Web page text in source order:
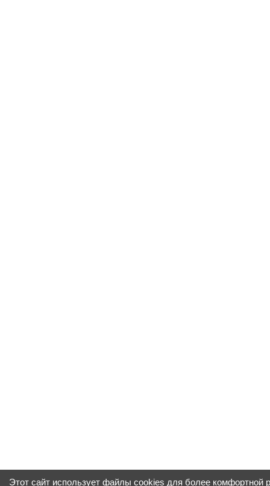
Этот сайт использует файлы cookies для более комфортной